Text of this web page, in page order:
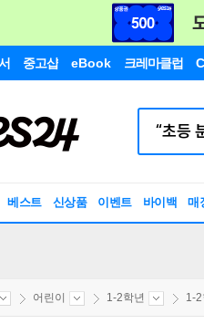
중고샵 eBook 크레마클럽
베스트 신상품 이벤트 바이백 매
어린이 1-2학년 1-